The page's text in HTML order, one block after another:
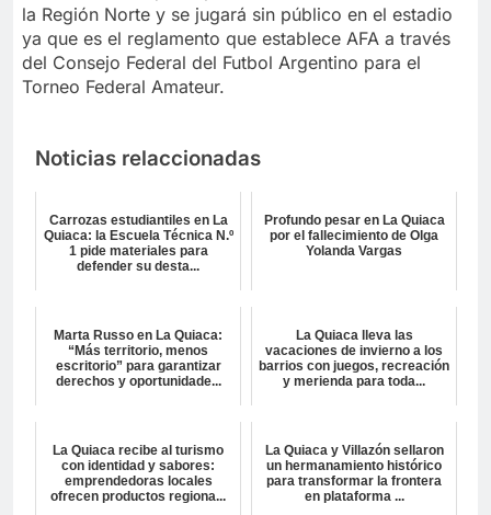
la Región Norte y se jugará sin público en el estadio
ya que es el reglamento que establece AFA a través
del Consejo Federal del Futbol Argentino para el
Torneo Federal Amateur.
Noticias relaccionadas
Carrozas estudiantiles en La
Quiaca: la Escuela Técnica N.º
1 pide materiales para
defender su desta...
Profundo pesar en La Quiaca
por el fallecimiento de Olga
Yolanda Vargas
Marta Russo en La Quiaca:
“Más territorio, menos
escritorio” para garantizar
derechos y oportunidade...
La Quiaca lleva las
vacaciones de invierno a los
barrios con juegos, recreación
y merienda para toda...
La Quiaca recibe al turismo
con identidad y sabores:
emprendedoras locales
ofrecen productos regiona...
La Quiaca y Villazón sellaron
un hermanamiento histórico
para transformar la frontera
en plataforma ...